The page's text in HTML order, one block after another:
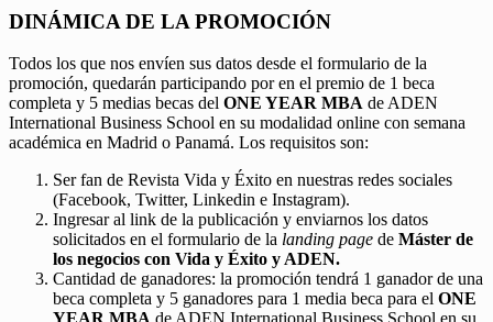
DINÁMICA DE LA PROMOCIÓN
Todos los que nos envíen sus datos desde el formulario de la
promoción, quedarán participando por en el premio de 1 beca
completa y 5 medias becas del ONE YEAR MBA de ADEN
International Business School en su modalidad online con semana
académica en Madrid o Panamá. Los requisitos son:
Ser fan de Revista Vida y Éxito en nuestras redes sociales
(Facebook, Twitter, Linkedin e Instagram).
Ingresar al link de la publicación y enviarnos los datos
solicitados en el formulario de la landing page de Máster de
los negocios con Vida y Éxito y ADEN.
Cantidad de ganadores: la promoción tendrá 1 ganador de una
beca completa y 5 ganadores para 1 media beca para el ONE